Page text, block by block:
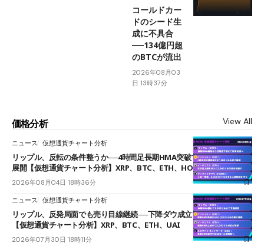
コールドカー
ドのシード生
成に不具合
──134億円超
のBTCが流出
2026年08月03
日 13時37分
価格分析 View All
ニュース 仮想通貨チャート分析
リップル、反転の条件整うか──4時間足長期HMA突破で雲下端を目指す
展開【仮想通貨チャート分析】XRP、BTC、ETH、HOME
2026年08月04日 18時36分
ニュース 仮想通貨チャート分析
リップル、反発局面でも売り目線継続──下降ダウ成立で下値追う展開
【仮想通貨チャート分析】XRP、BTC、ETH、UAI
2026年07月30日 18時11分